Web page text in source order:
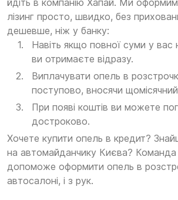
йдіть в компанію Хапай. Ми
лізинг просто, швидко, без
дешевше, ніж у банку:
Навіть якщо повної суми у
ви отримаєте відразу.
Виплачувати опель в
поступово, вносячи
При появі коштів ви можете
достроково.
Хочете купити опель в кредит?
на автомайданчику Києва? Команда
допоможе оформити опель в
автосалоні, і з рук.